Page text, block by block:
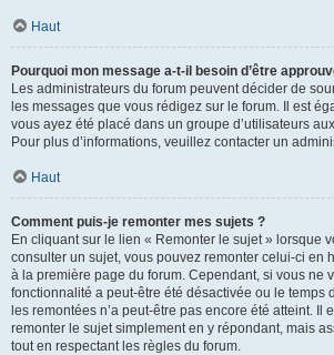
Haut
Pourquoi mon message a-t-il besoin d’être
Les administrateurs du forum peuvent décider de
les messages que vous rédigez sur le forum. Il est
vous ayez été placé dans un groupe d’utilisateurs
Pour plus d’informations, veuillez contacter un
Haut
Comment puis-je remonter mes sujets ?
En cliquant sur le lien « Remonter le sujet » lorsque
consulter un sujet, vous pouvez remonter celui-ci en
à la première page du forum. Cependant, si vous ne
fonctionnalité a peut-être été désactivée ou le temps
les remontées n’a peut-être pas encore été atteint. Il
remonter le sujet simplement en y répondant, mais
tout en respectant les règles du forum.